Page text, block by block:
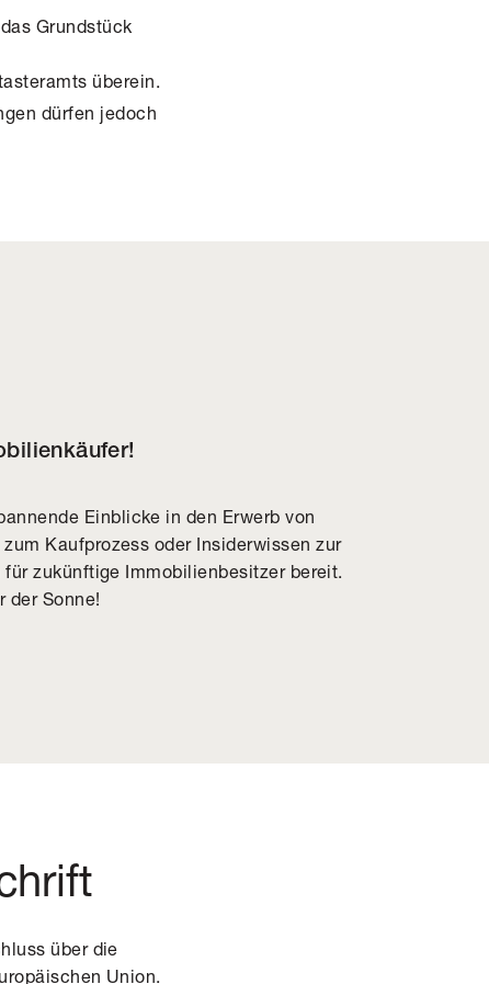
Grundstück
überein.
dürfen jedoch
Einblicke in den Erwerb von
Kaufprozess oder Insiderwissen zur
zukünftige Immobilienbesitzer bereit.
der Sonne!
über die
Union.